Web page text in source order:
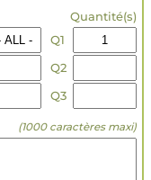
Quantité(s)
Q1
Q2
Q3
(1000 caractères maxi)